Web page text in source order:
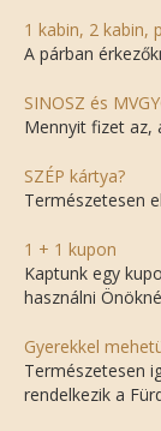
1 kabin, 2 kabin,
A párban
SINOSZ és
Mennyit fizet az,
SZÉP kártya?
Természetesen
1 + 1 kupon
Kaptunk egy
használni
Gyerekkel
Természetesen
rendelkezik a